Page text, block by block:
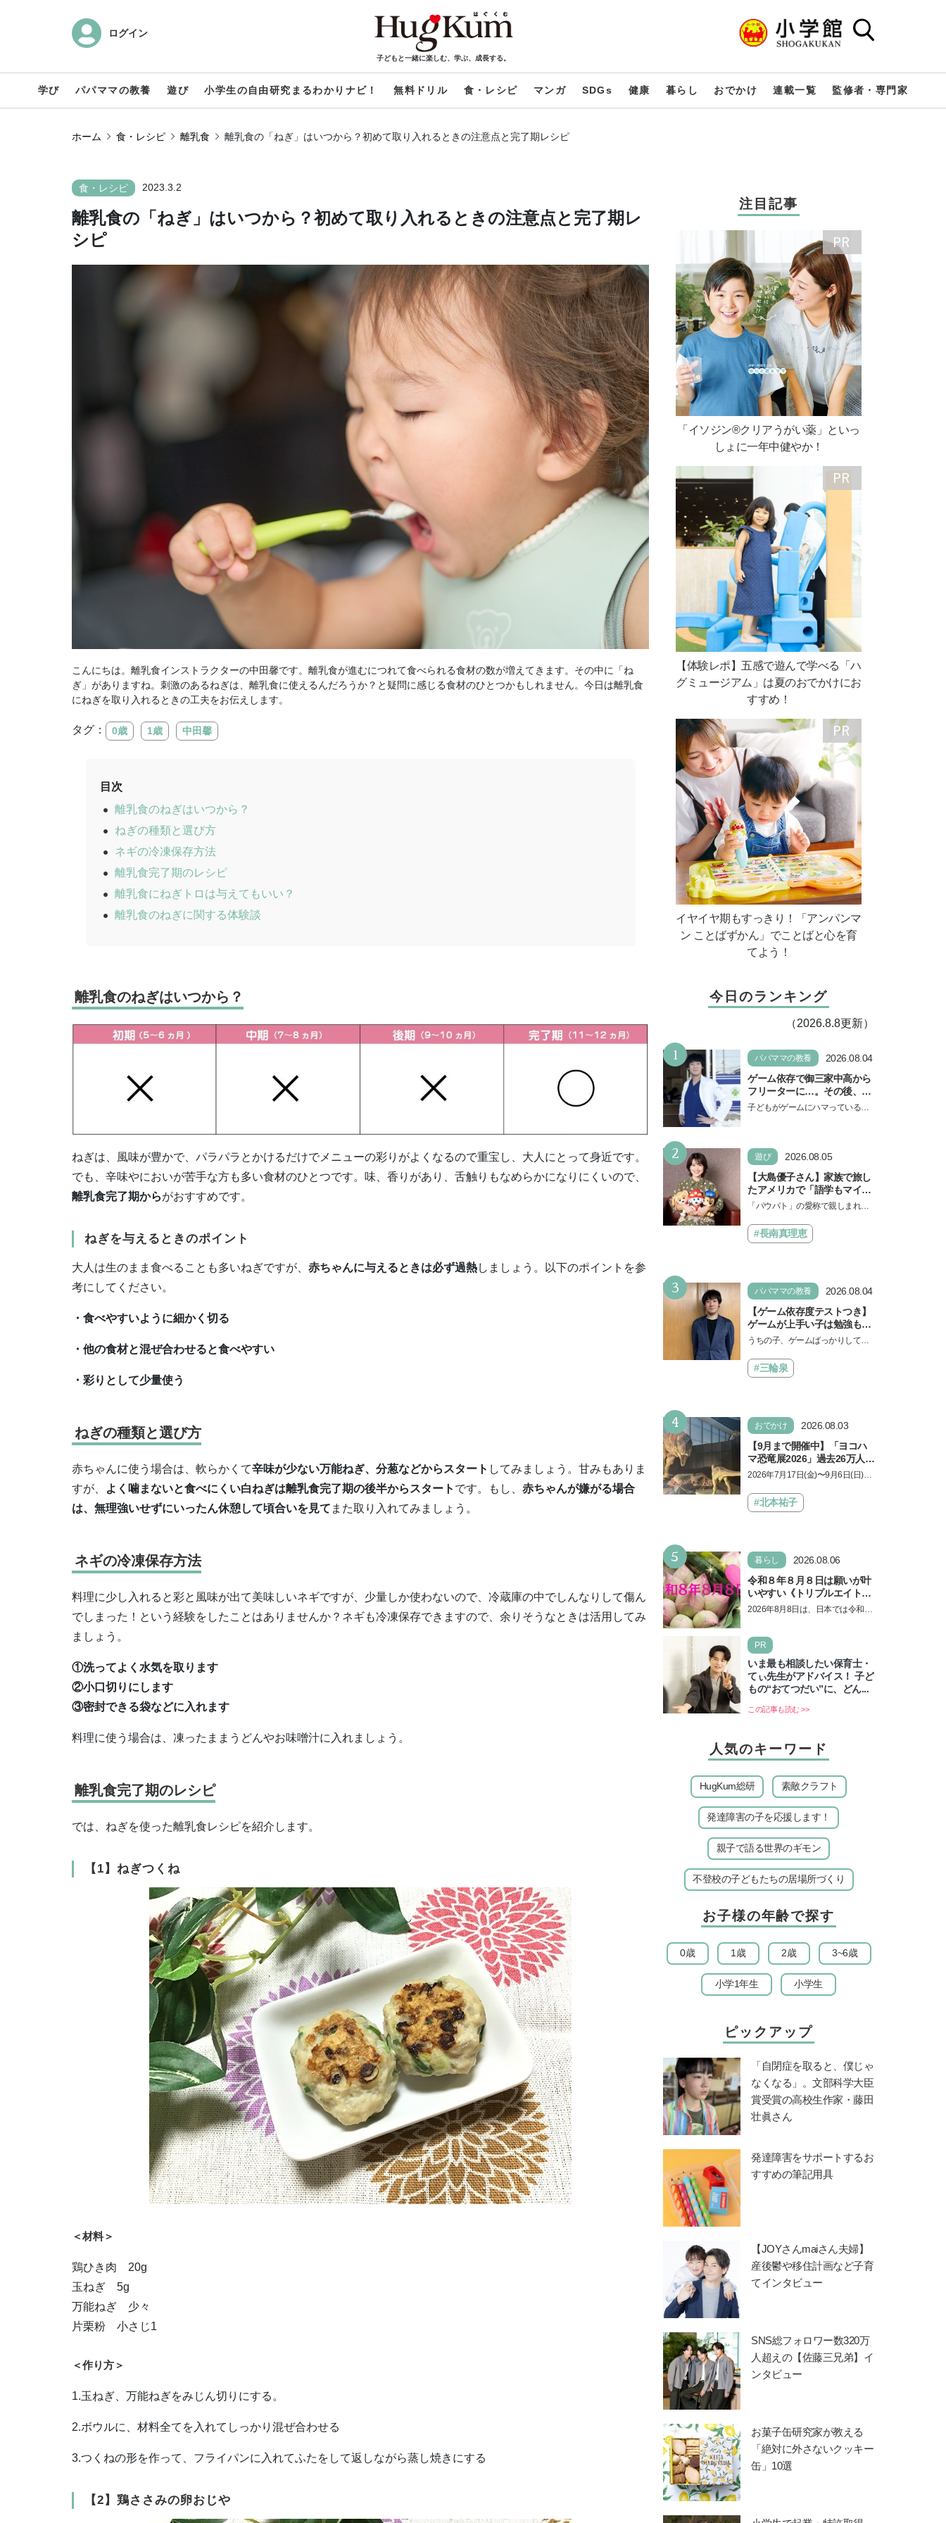
ログイン
子どもと一緒に楽しむ、学ぶ、成長する。
学び パパママの教養 遊び 小学生の自由研究まるわかりナビ！ 無料ドリル 食・レシピ マンガ SDGs 健康 暮らし おでかけ 連載一覧 監修者・専門家
ホーム 食・レシピ 離乳食 離乳食の「ねぎ」はいつから？初めて取り入れるときの注意点と完了期レシピ
食・レシピ 2023.3.2
離乳食の「ねぎ」はいつから？初めて取り入れるときの注意点と完了期レ
シピ
こんにちは。離乳食インストラクターの中田馨です。離乳食が進むにつれて食べられる食材の数が増えてきます。その中に「ね
ぎ」がありますね。刺激のあるねぎは、離乳食に使えるんだろうか？と疑問に感じる食材のひとつかもしれません。今日は離乳食
にねぎを取り入れるときの工夫をお伝えします。
タグ： 0歳 1歳 中田馨
目次
離乳食のねぎはいつから？
ねぎの種類と選び方
ネギの冷凍保存方法
離乳食完了期のレシピ
離乳食にねぎトロは与えてもいい？
離乳食のねぎに関する体験談
離乳食のねぎはいつから？
ねぎは、風味が豊かで、パラパラとかけるだけでメニューの彩りがよくなるので重宝し、大人にとって身近です。
でも、辛味やにおいが苦手な方も多い食材のひとつです。味、香りがあり、舌触りもなめらかになりにくいので、
離乳食完了期からがおすすめです。
ねぎを与えるときのポイント
大人は生のまま食べることも多いねぎですが、 赤ちゃんに与えるときは必ず過熱しましょう。以下のポイントを参
考にしてください。
・食べやすいように細かく切る
・他の食材と混ぜ合わせると食べやすい
・彩りとして少量使う
ねぎの種類と選び方
赤ちゃんに使う場合は、軟らかくて辛味が少ない万能ねぎ、分葱などからスタート してみましょう。甘みもありま
すが、
よく噛まないと食べにくい白ねぎは離乳食完了期の後半からスタート です。もし、 赤ちゃんが嫌がる場合
は、無理強いせずにいったん休憩して頃合いを見て また取り入れてみましょう。
ネギの冷凍保存方法
料理に少し入れると彩と風味が出て美味しいネギですが、少量しか使わないので、冷蔵庫の中でしんなりして傷ん
でしまった！という経験をしたことはありませんか？ネギも冷凍保存できますので、余りそうなときは活用してみ
ましょう。
①洗ってよく水気を取ります
②小口切りにします
③密封できる袋などに入れます
料理に使う場合は、凍ったままうどんやお味噌汁に入れましょう。
離乳食完了期のレシピ
では、ねぎを使った離乳食レシピを紹介します。
【1】ねぎつくね
＜材料＞
鶏ひき肉 20g
玉ねぎ 5g
万能ねぎ 少々
片栗粉 小さじ1
＜作り方＞
1.玉ねぎ、万能ねぎをみじん切りにする。
2.ボウルに、材料全てを入れてしっかり混ぜ合わせる
3.つくねの形を作って、フライパンに入れてふたをして返しながら蒸し焼きにする
【2】鶏ささみの卵おじや
注目記事
「イソジン®クリアうがい薬」といっ
しょに一年中健やか！
【体験レポ】五感で遊んで学べる「ハ
グミュージアム」は夏のおでかけにお
すすめ！
イヤイヤ期もすっきり！「アンパンマ
ン ことばずかん」でことばと心を育
てよう！
今日のランキング
（2026.8.8更新）
1 パパママの教養
2026.08.04
ゲーム依存で御三家中高から
フリーターに…。その後、医
学部へ逆転合格した現役医師
子どもがゲームにハマっている
2 遊び
2026.08.05
【大島優子さん】家族で旅し
たアメリカで「語学もマイン
ドも！ 子どもの成長はすごか
『パウ・パトロール ザ・ダイ
ノ・ムービー』ではあきらめ
「パウパト」の愛称で親しまれる
の劇場版シリーズ第3弾、映画『パ
ウ・パトロール ザ…
#長南真理恵
3 パパママの教養
2026.08.04
【ゲーム依存度テストつき】
ゲームが上手い子は勉強もで
きる？御三家中高卒でゲーマ
えるゲームしながら受験で勝
つためのメソッド
うちの子、ゲームばっかりしてい
言し、子どもとトラブルになる家
庭は多いもの。でも…
#三輪泉
4 おでかけ
2026.08.03
【9月まで開催中】「ヨコハ
マ恐竜展2026」過去26万人を
動員した恐竜展が9年ぶりに
しむポイントを完全ガイド
2026年7月17日(金)〜9月6日(日)、
「ヨコハマ恐竜展2026〜恐竜の食
卓大図鑑〜」が開催…
#北本祐子
5 暮らし
2026.08.06
令和８年８月８日は願いが叶
いやすい《トリプルエイト》
の日！ 13日の獅子座の新月
2026年8月8日は、日本では令和8
ズゲート」というとって…
PR
いま最も相談したい保育士・
てぃ先生がアドバイス！ 子ど
もの“おてつだい”に、どん...
この記事も読む >>
人気のキーワード
HugKum総研 素敵クラフト
発達障害の子を応援します！
親子で語る世界のギモン
不登校の子どもたちの居場所づくり
お子様の年齢で探す
0歳 1歳 2歳 3~6歳
小学1年生 小学生
ピックアップ
「自閉症を取ると、僕じゃ
なくなる」。文部科学大臣
賞受賞の高校生作家・藤田
壮眞さん
発達障害をサポートするお
すすめの筆記用具
【JOYさんmaiさん夫婦】
産後鬱や移住計画など子育
てインタビュー
SNS総フォロワー数320万
人超えの【佐藤三兄弟】イ
ンタビュー
お菓子缶研究家が教える
「絶対に外さないクッキー
缶」10選